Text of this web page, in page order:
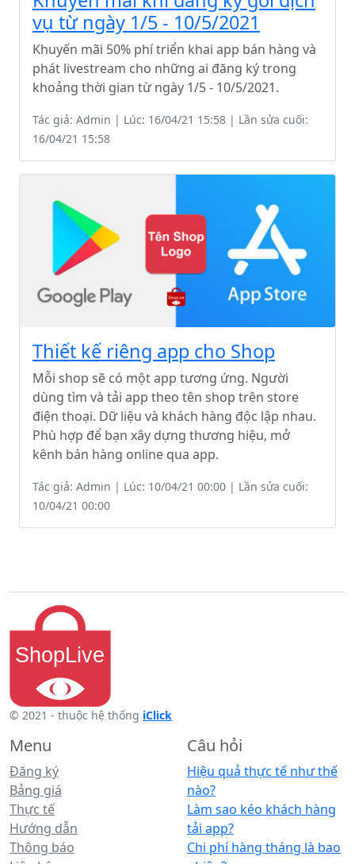
vụ từ ngày 1/5 - 10/5/2021
Khuyến mãi 50% phí triển khai app bán hàng và
phát livestream cho những ai đăng ký trong
khoảng thời gian từ ngày 1/5 - 10/5/2021.
Tác giả: Admin | Lúc: 16/04/21 15:58 | Lần sửa cuối:
16/04/21 15:58
Thiết kế riêng app cho Shop
Mỗi shop sẽ có một app tương ứng. Người
dùng tìm và tải app theo tên shop trên store
điện thoại. Dữ liệu và khách hàng độc lập nhau.
Phù hợp để bạn xây dựng thương hiệu, mở
kênh bán hàng online qua app.
Tác giả: Admin | Lúc: 10/04/21 00:00 | Lần sửa cuối:
10/04/21 00:00
© 2021 - thuộc hệ thống iClick
Menu
Đăng ký
Bảng giá
Thực tế
Hướng dẫn
Thông báo
Câu hỏi
Hiệu quả thực tế như thế
nào?
Làm sao kéo khách hàng
tải app?
Chi phí hàng tháng là bao